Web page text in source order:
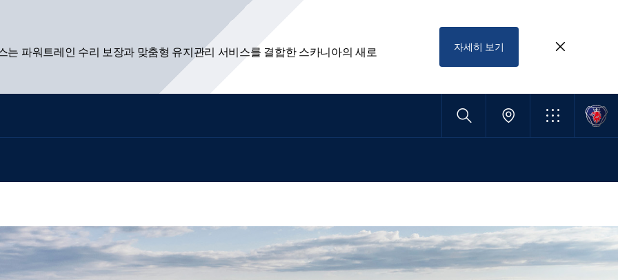
파워트레인 수리 보장과 맞춤형 유지관리 서비스를 결합한 스카니아의 새로 자세히 보기